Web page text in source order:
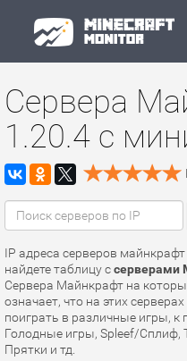
Сервера
1.20.4 с
IP адреса серверов
найдете таблицу ссерверами
Сервера Майнкрафт на
означает, что на этих
поиграть в различные игры, к
Голодные игры, Spleef/Сплиф,
Прятки и тд.